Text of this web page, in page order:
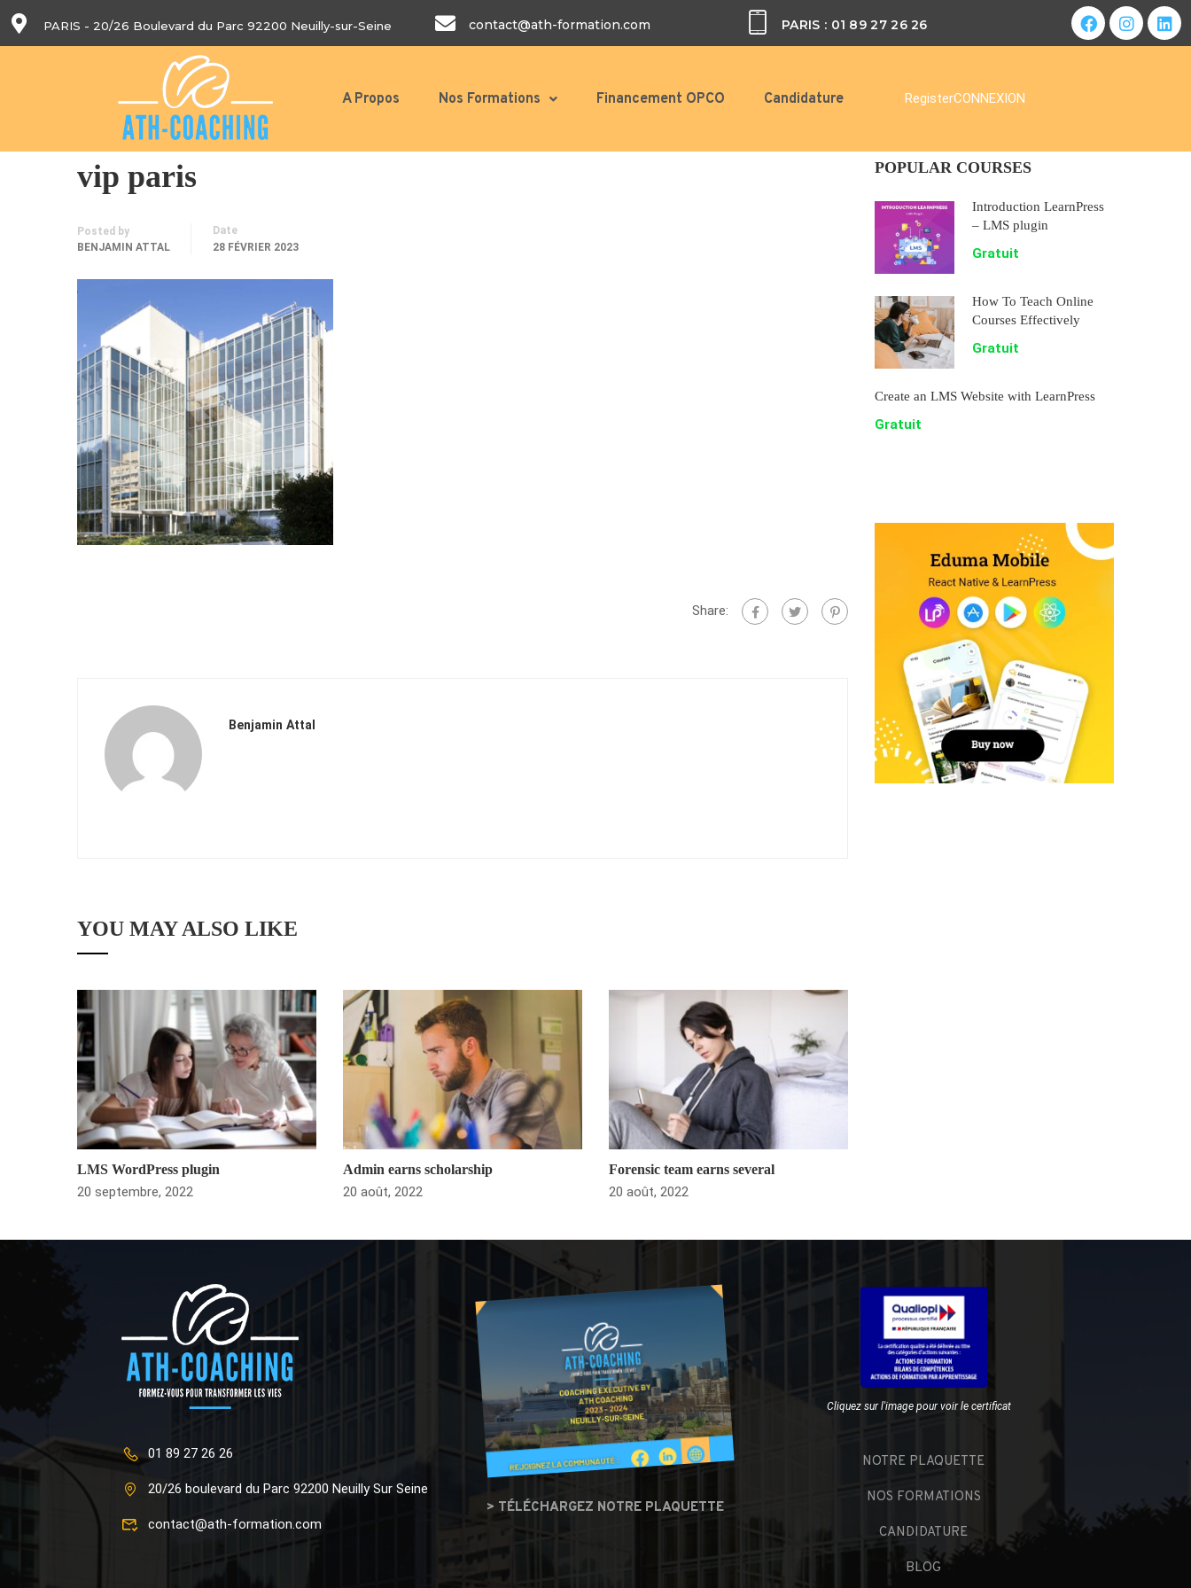
PARIS - 20/26 Boulevard du Parc 92200 Neuilly-sur-Seine contact@ath-formation.com PARIS : 01 89 27 26 26
A Propos Nos Formations Financement OPCO Candidature RegisterCONNEXION
vip paris
Posted by
BENJAMIN ATTAL
Date
28 FÉVRIER 2023
Share:
Benjamin Attal
YOU MAY ALSO LIKE
LMS WordPress plugin
20 septembre, 2022
Admin earns scholarship
20 août, 2022
Forensic team earns several
20 août, 2022
POPULAR COURSES
Introduction LearnPress
– LMS plugin
Gratuit
How To Teach Online
Courses Effectively
Gratuit
Create an LMS Website with LearnPress
Gratuit
01 89 27 26 26
20/26 boulevard du Parc 92200 Neuilly Sur Seine
contact@ath-formation.com
> TÉLÉCHARGEZ NOTRE PLAQUETTE
Cliquez sur l'image pour voir le certificat
NOTRE PLAQUETTE
NOS FORMATIONS
CANDIDATURE
BLOG